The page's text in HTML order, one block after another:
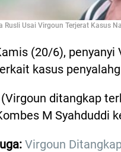
Rusli Usai Virgoun Terjerat Kasus
(20/6),
kasus
(Virgoun ditangkap
M Syahduddi
Virgoun